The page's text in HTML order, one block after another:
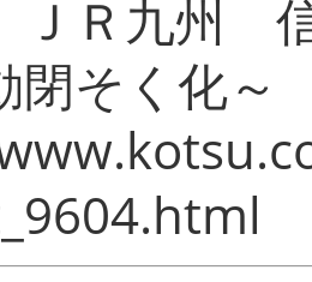
Ｒ九州 信
閉そく化～